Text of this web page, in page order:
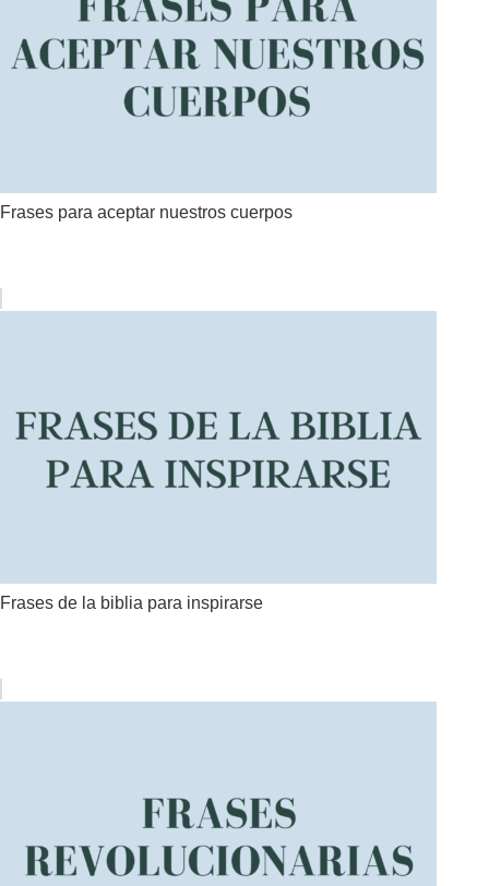
Frases para aceptar nuestros cuerpos
Frases de la biblia para inspirarse